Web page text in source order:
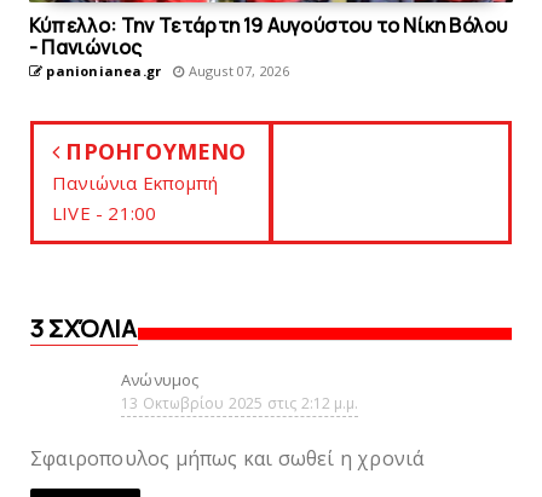
Κύπελλο: Την Τετάρτη 19 Αυγούστου το Νίκη Βόλου
- Πανιώνιος
panionianea.gr August 07, 2026
ΠΡΟΗΓΟΥΜΕΝΟ
Πανιώνια Εκπομπή
LIVE - 21:00
3 ΣΧΌΛΙΑ
Ανώνυμος
13 Οκτωβρίου 2025 στις 2:12 μ.μ.
Σφαιροπουλος μήπως και σωθεί η χρονιά